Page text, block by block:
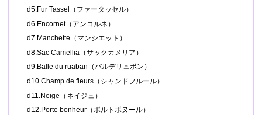
d5.Fur Tassel（ファータッセル）
d6.Encornet（アンコルネ）
d7.Manchette（マンシエット）
d8.Sac Camellia（サックカメリア）
d9.Balle du ruaban（バルデリュボン）
d10.Champ de fleurs（シャンドフルール）
d11.Neige（ネイジュ）
d12.Porte bonheur（ポルトボヌール）